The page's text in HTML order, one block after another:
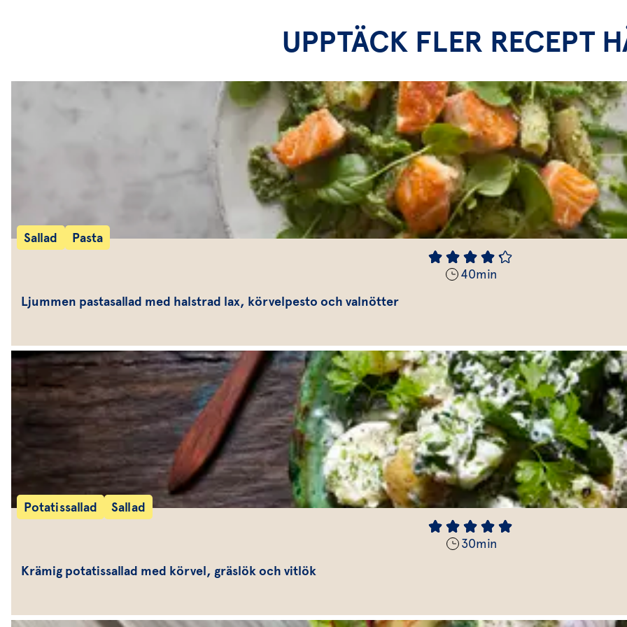
UPPTÄCK FLER RECEPT
Sallad Pasta
40min
Ljummen pastasallad med halstrad lax, körvelpesto och valnötter
Potatissallad Sallad
30min
Krämig potatissallad med körvel, gräslök och vitlök